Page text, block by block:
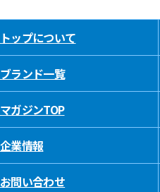
トップについて
ブランド一覧
マガジンTOP
企業情報
お問い合わせ